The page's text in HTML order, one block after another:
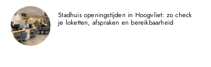
Stadhuis openingstijden in Hoogvliet: zo check
je loketten, afspraken en bereikbaarheid